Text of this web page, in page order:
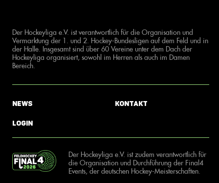
Der Hockeyliga e.V. ist verantwortlich für die Organisation und
Vermarktung der 1. und 2. Hockey-Bundesligen auf dem Feld und in
der Halle. Insgesamt sind über 60 Vereine unter dem Dach der
Hockeyliga organisiert, sowohl im Herren als auch im Damen
Bereich.
News
Login
Kontakt
Der Hockeyliga e.V. ist zudem verantwortlich für
die Organisation und Durchführung der Final4
Events, der deutschen Hockey-Meisterschaften.